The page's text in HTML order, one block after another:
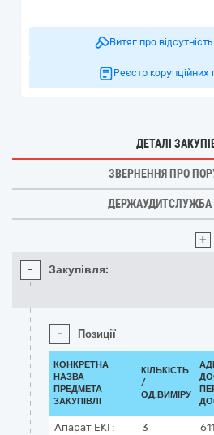
Витяг про
Реєстр корупційних
ДЕТАЛІ
ЗВЕРНЕННЯ ПРО
ДЕРЖАУДИТСЛУЖБА
+
- Закупівля:
- Позиції
КОНКРЕТНА
НАЗВА
ПРЕДМЕТА
ЗАКУПІВЛІ
КІЛЬКІСТЬ
/
ОД.ВИМІРУ
Апарат ЕКГ:
3